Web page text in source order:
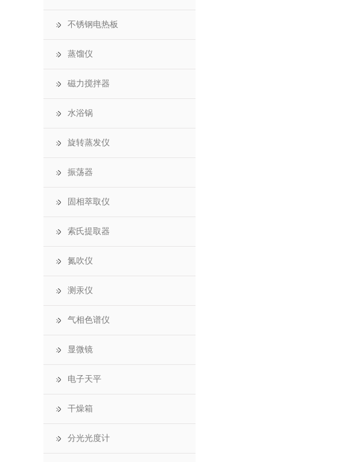
不锈钢电热板
蒸馏仪
磁力搅拌器
水浴锅
旋转蒸发仪
振荡器
固相萃取仪
索氏提取器
氮吹仪
测汞仪
气相色谱仪
显微镜
电子天平
干燥箱
分光光度计